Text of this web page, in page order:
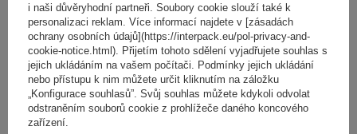
DOČASNĚ NEDOSTUPNÉ
i naši důvěryhodní partneři. Soubory cookie slouží také k
personalizaci reklam. Více informací najdete v [zásadách
ochrany osobních údajů](https://interpack.eu/pol-privacy-and-
cookie-notice.html). Přijetím tohoto sdělení vyjadřujete souhlas s
jejich ukládáním na vašem počítači. Podmínky jejich ukládání
nebo přístupu k nim můžete určit kliknutím na záložku
„Konfigurace souhlasů”. Svůj souhlas můžete kdykoli odvolat
odstraněním souborů cookie z prohlížeče daného koncového
zařízení.